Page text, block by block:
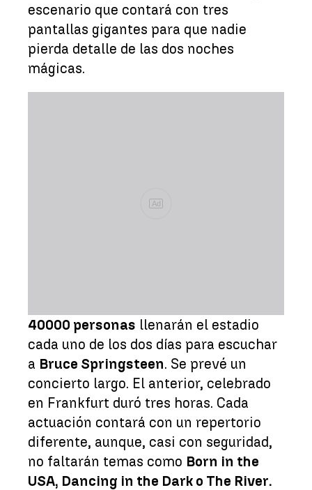
escenario que contará con tres
pantallas gigantes para que nadie
pierda detalle de las dos noches
mágicas.
Ad
40000 personas llenarán el estadio
cada uno de los dos días para escuchar
a Bruce Springsteen. Se prevé un
concierto largo. El anterior, celebrado
en Frankfurt duró tres horas. Cada
actuación contará con un repertorio
diferente, aunque, casi con seguridad,
no faltarán temas como Born in the
USA, Dancing in the Dark o The River.